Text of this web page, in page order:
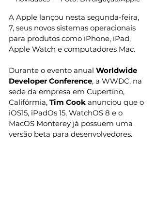
A Apple lançou nesta segunda-feira,
7, seus novos sistemas operacionais
para produtos como iPhone, iPad,
Apple Watch e computadores Mac.
Durante o evento anual Worldwide
Developer Conference, a WWDC, na
sede da empresa em Cupertino,
Califórmia, Tim Cook anunciou que o
iOS15, iPadOs 15, WatchOS 8 e o
MacOS Monterey já possuem uma
versão beta para desenvolvedores.